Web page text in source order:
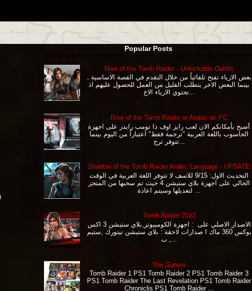
Popular Posts
Rise of the Tomb Raider - Unlockable Outfits
بعض الازياء تفتح تلقائياً من خلال التقدم في القصة الاساسية ,
بينما البعض الاخر يتطلب القليل من العمل للحصول عليهم اذ
تحتوي الازياء الاخ...
Rise of the Tomb Raider in Arabic on PC
أصبح بأمكانكم الان لعب رايز اوف ذا تومب رايدر على اجهزة
الحاسوب باللغة العربية "ترجمة فقط" اعتباراً من اليوم بينما
تتوفر ترج...
Shadow of the Tomb Raider Arabic Language - UPDATE
التحديث الاول: 9/15 للاسف لا تتوفر اللغة العربية في الوقت
الحالي على اجهزة بلاي ستيشن 4 حيث تم سحبها من المتجر
Tomb Raider 2013
الاصدار الاصلي على : اجهزة الكومبيوتر,بلاي ستيشن 3 اكس
بوكس 360 ماك ا صدارات لاحقة : بلاي ستيشن نيتورك ,ستيم
The Games
Tomb Raider 1 PS1 Tomb Raider 2 PS1 Tomb Raider 3
PS1 Tomb Raider The Last Revelation PS1 Tomb Raider
Chroniclis PS1 Tomb Raider ...